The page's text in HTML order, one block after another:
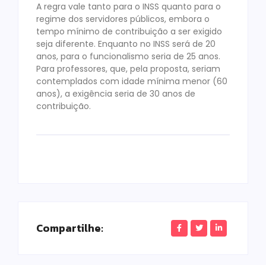
A regra vale tanto para o INSS quanto para o
regime dos servidores públicos, embora o
tempo mínimo de contribuição a ser exigido
seja diferente. Enquanto no INSS será de 20
anos, para o funcionalismo seria de 25 anos.
Para professores, que, pela proposta, seriam
contemplados com idade mínima menor (60
anos), a exigência seria de 30 anos de
contribuição.
Compartilhe: